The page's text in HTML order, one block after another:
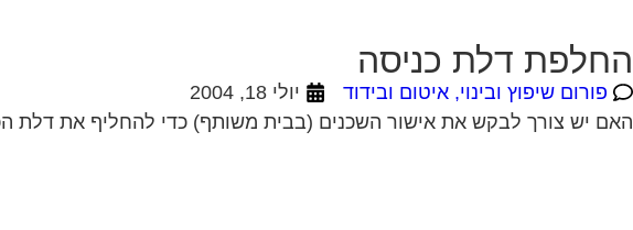
החלפת דלת כניסה
פורום שיפוץ ובינוי, איטום ובידוד
יולי 18, 2004
האם יש צורך לבקש את אישור השכנים (בבית משותף) כדי להחליף את דלת הכניסה לדירתי? 19-07-2004 17:39:00 דרור מגל למה